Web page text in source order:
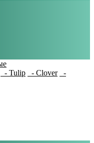
- Tulip - Clover
-